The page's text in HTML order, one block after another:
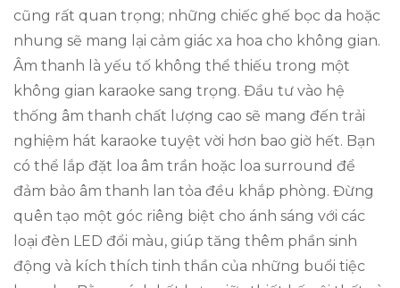
cũng rất quan trọng; những chiếc ghế bọc da hoặc
nhung sẽ mang lại cảm giác xa hoa cho không gian.
Âm thanh là yếu tố không thể thiếu trong một
không gian karaoke sang trọng. Đầu tư vào hệ
thống âm thanh chất lượng cao sẽ mang đến trải
nghiệm hát karaoke tuyệt vời hơn bao giờ hết. Bạn
có thể lắp đặt loa âm trần hoặc loa surround để
đảm bảo âm thanh lan tỏa đều khắp phòng. Đừng
quên tạo một góc riêng biệt cho ánh sáng với các
loại đèn LED đổi màu, giúp tăng thêm phần sinh
động và kích thích tinh thần của những buổi tiệc